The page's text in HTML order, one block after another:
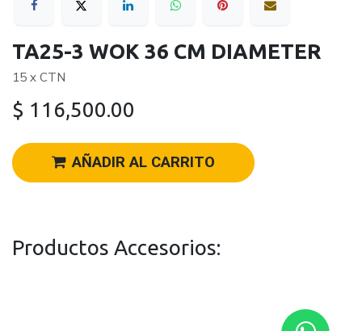
TA25-3 WOK 36 CM DIAMETER
15 x CTN
$ 116,500.00
AÑADIR AL CARRITO
Productos Accesorios: